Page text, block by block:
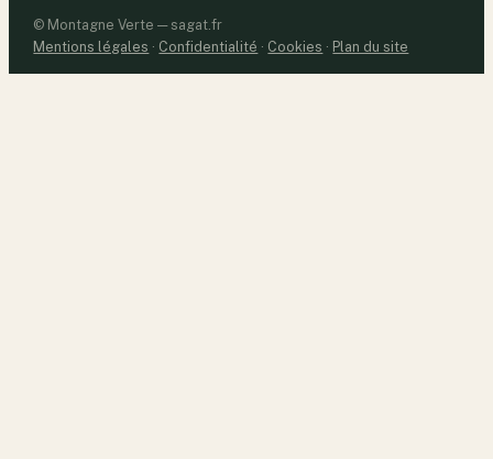
© Montagne Verte — sagat.fr
Mentions légales · Confidentialité · Cookies · Plan du site